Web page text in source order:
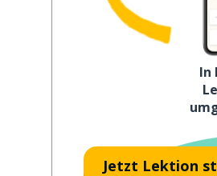
In
Jetzt Lektion